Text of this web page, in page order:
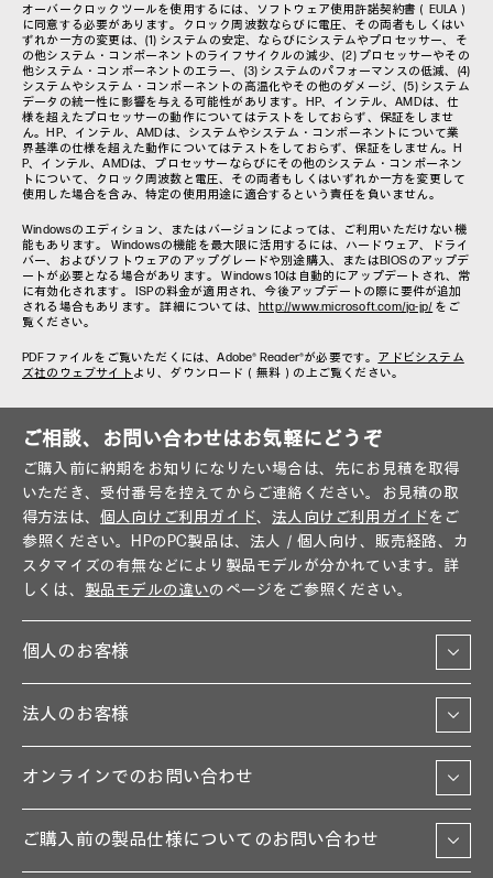
オーバークロックツールを使用するには、ソフトウェア使用許諾契約書（EULA）
に同意する必要があります。クロック周波数ならびに電圧、その両者もしくはい
ずれか一方の変更は、(1) システムの安定、ならびにシステムやプロセッサー、そ
の他システム・コンポーネントのライフサイクルの減少、(2) プロセッサーやその
他システム・コンポーネントのエラー、(3) システムのパフォーマンスの低減、(4)
システムやシステム・コンポーネントの高温化やその他のダメージ、(5) システム
データの統一性に影響を与える可能性があります。HP、インテル、AMDは、仕
様を超えたプロセッサーの動作についてはテストをしておらず、保証をしませ
ん。HP、インテル、AMDは、システムやシステム・コンポーネントについて業
界基準の仕様を超えた動作についてはテストをしておらず、保証をしません。H
P、インテル、AMDは、プロセッサーならびにその他のシステム・コンポーネン
トについて、クロック周波数と電圧、その両者もしくはいずれか一方を変更して
使用した場合を含み、特定の使用用途に適合するという責任を負いません。
Windowsのエディション、またはバージョンによっては、ご利用いただけない機
能もあります。 Windowsの機能を最大限に活用するには、ハードウェア、ドライ
バー、およびソフトウェアのアップグレードや別途購入、またはBIOSのアップデ
ートが必要となる場合があります。 Windows 10は自動的にアップデートされ、常
に有効化されます。 ISPの料金が適用され、今後アップデートの際に要件が追加
される場合もあります。 詳細については、 http://www.microsoft.com/ja-jp/ をご
覧ください。
PDFファイルをご覧いただくには、Adobe® Reader®が必要です。 アドビシステム
ズ社のウェブサイト より、ダウンロード（無料）の上ご覧ください。
ご相談、お問い合わせはお気軽にどうぞ
ご購入前に納期をお知りになりたい場合は、先にお見積を取得
いただき、受付番号を控えてからご連絡ください。お見積の取
得方法は、 個人向けご利用ガイド、 法人向けご利用ガイドをご
参照ください。HPのPC製品は、法人／個人向け、販売経路、カ
スタマイズの有無などにより製品モデルが分かれています。詳
しくは、 製品モデルの違いのページをご参照ください。
個人のお客様
法人のお客様
オンラインでのお問い合わせ
ご購入前の製品仕様についてのお問い合わせ